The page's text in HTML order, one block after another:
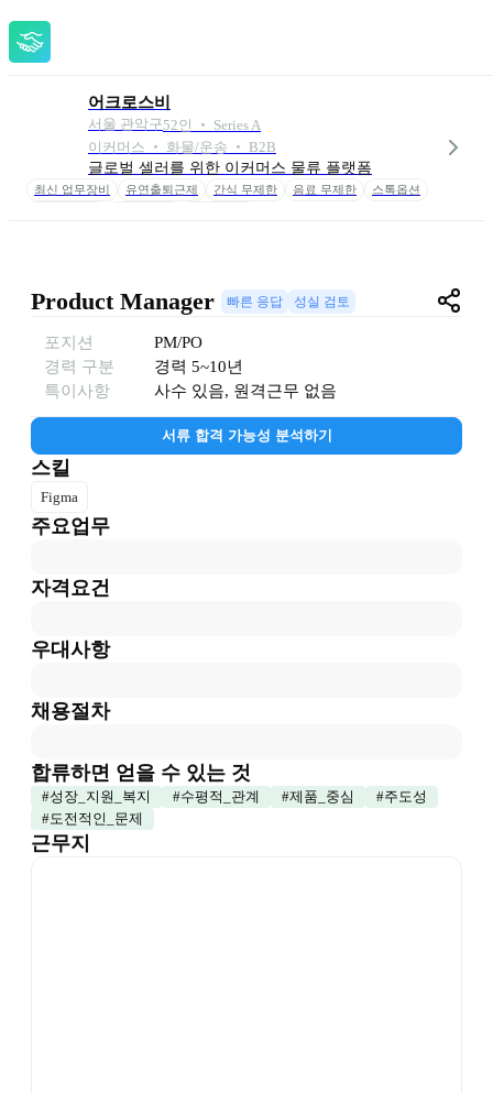
어크로스비
서울 관악구52인 ‧ Series A
이커머스 ‧ 화물/운송 ‧ B2B
글로벌 셀러를 위한 이커머스 물류 플랫폼
최신 업무장비 유연출퇴근제 간식 무제한 음료 무제한
스톡옵션
Product Manager 빠른 응답 성실 검토
포지션
PM/PO
경력 구분
경력 5~10년
특이사항
사수 있음, 원격근무 없음
서류 합격 가능성 분석하기
스킬
Figma
주요업무
자격요건
우대사항
채용절차
합류하면 얻을 수 있는 것
#성장_지원_복지 #수평적_관계 #제품_중심 #주도성
#도전적인_문제
근무지